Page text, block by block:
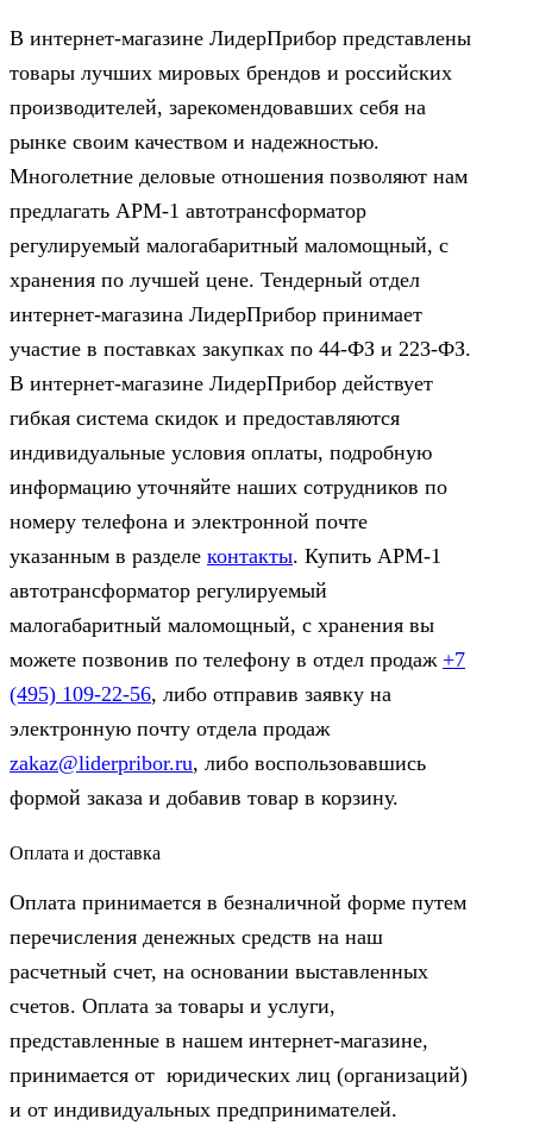
В интернет-магазине ЛидерПрибор представлены
товары лучших мировых брендов и российских
производителей, зарекомендовавших себя на
рынке своим качеством и надежностью.
Многолетние деловые отношения позволяют нам
предлагать АРМ-1 автотрансформатор
регулируемый малогабаритный маломощный, с
хранения по лучшей цене. Тендерный отдел
интернет-магазина ЛидерПрибор принимает
участие в поставках закупках по 44‑ФЗ и 223‑ФЗ.
В интернет-магазине ЛидерПрибор действует
гибкая система скидок и предоставляются
индивидуальные условия оплаты, подробную
информацию уточняйте наших сотрудников по
номеру телефона и электронной почте
указанным в разделе контакты. Купить АРМ-1
автотрансформатор регулируемый
малогабаритный маломощный, с хранения вы
можете позвонив по телефону в отдел продаж +7
(495) 109-22-56, либо отправив заявку на
электронную почту отдела продаж
zakaz@liderpribor.ru, либо воспользовавшись
формой заказа и добавив товар в корзину.
Оплата и доставка
Оплата принимается в безналичной форме путем
перечисления денежных средств на наш
расчетный счет, на основании выставленных
счетов. Оплата за товары и услуги,
представленные в нашем интернет-магазине,
принимается от юридических лиц (организаций)
и от индивидуальных предпринимателей.